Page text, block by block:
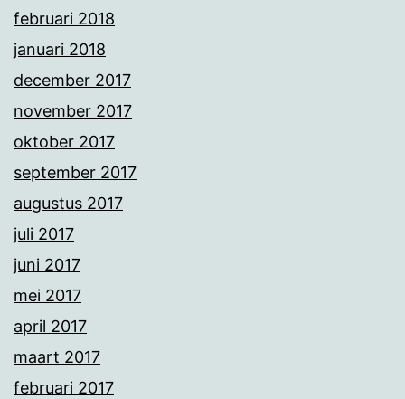
februari 2018
januari 2018
december 2017
november 2017
oktober 2017
september 2017
augustus 2017
juli 2017
juni 2017
mei 2017
april 2017
maart 2017
februari 2017